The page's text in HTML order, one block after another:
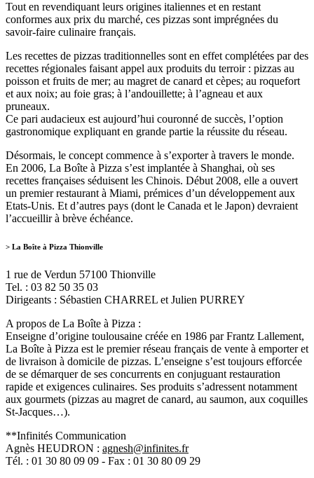
Tout en revendiquant leurs origines italiennes et en restant
conformes aux prix du marché, ces pizzas sont imprégnées du
savoir-faire culinaire français.
Les recettes de pizzas traditionnelles sont en effet complétées par des
recettes régionales faisant appel aux produits du terroir : pizzas au
poisson et fruits de mer; au magret de canard et cèpes; au roquefort
et aux noix; au foie gras; à l’andouillette; à l’agneau et aux
pruneaux.
Ce pari audacieux est aujourd’hui couronné de succès, l’option
gastronomique expliquant en grande partie la réussite du réseau.
Désormais, le concept commence à s’exporter à travers le monde.
En 2006, La Boîte à Pizza s’est implantée à Shanghai, où ses
recettes françaises séduisent les Chinois. Début 2008, elle a ouvert
un premier restaurant à Miami, prémices d’un développement aux
Etats-Unis. Et d’autres pays (dont le Canada et le Japon) devraient
l’accueillir à brève échéance.
> La Boîte à Pizza Thionville
1 rue de Verdun 57100 Thionville
Tel. : 03 82 50 35 03
Dirigeants : Sébastien CHARREL et Julien PURREY
A propos de La Boîte à Pizza :
Enseigne d’origine toulousaine créée en 1986 par Frantz Lallement,
La Boîte à Pizza est le premier réseau français de vente à emporter et
de livraison à domicile de pizzas. L’enseigne s’est toujours efforcée
de se démarquer de ses concurrents en conjuguant restauration
rapide et exigences culinaires. Ses produits s’adressent notamment
aux gourmets (pizzas au magret de canard, au saumon, aux coquilles
St-Jacques…).
**Infinités Communication
Agnès HEUDRON : agnesh@infinites.fr
Tél. : 01 30 80 09 09 - Fax : 01 30 80 09 29